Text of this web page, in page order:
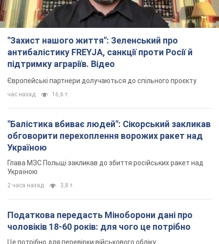
"Захист нашого життя": Зеленський про
антибалістику FREYJA, санкції проти Росії й
підтримку аграріїв. Відео
Європейські партнери долучаються до спільного проєкту
час назад 16,6 т.
"Балістика вбиває людей": Сікорський закликав
обговорити перехоплення ворожих ракет над
Україною
Глава МЗС Польщі закликав до збиття російських ракет над
Україною
2 часа назад 3,8 т.
Податкова передасть Міноборони дані про
чоловіків 18-60 років: для чого це потрібно
Це потрібно для перевірки військового обліку